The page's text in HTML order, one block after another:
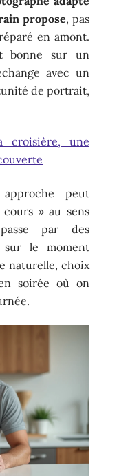
propose, pas
en amont.
bonne sur un
avec un
de portrait,
croisière, une
peut
cours » au sens
passe par des
sur le moment
naturelle, choix
soirée où on